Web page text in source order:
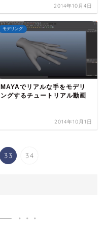
2014年10月4日
モデリング
MAYAでリアルな手をモデリ
ングするチュートリアル動画
2014年10月1日
33 34